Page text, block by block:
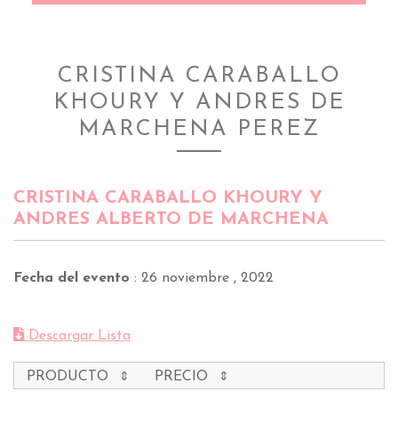
CRISTINA CARABALLO
KHOURY Y ANDRES DE
MARCHENA PEREZ
CRISTINA CARABALLO KHOURY Y
ANDRES ALBERTO DE MARCHENA
Fecha del evento : 26 noviembre , 2022
Descargar Lista
PRODUCTO PRECIO